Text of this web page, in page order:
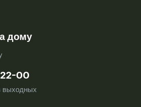
дому
00
выходных